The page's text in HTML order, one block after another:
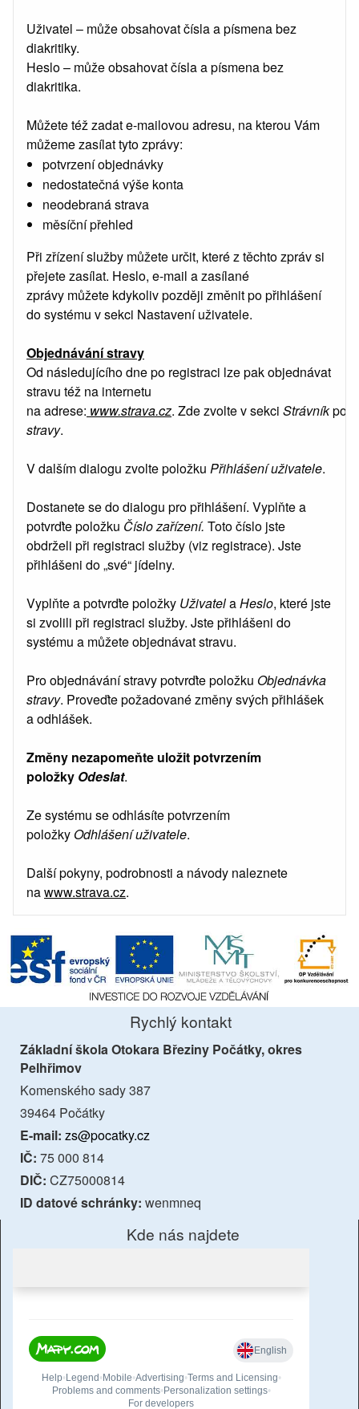
Uživatel – může obsahovat čísla a písmena bez
diakritiky.
Heslo – může obsahovat čísla a písmena bez
diakritika.
Můžete též zadat e-mailovou adresu, na kterou Vám
můžeme zasílat tyto zprávy:
potvrzení objednávky
nedostatečná výše konta
neodebraná strava
měsíční přehled
Při zřízení služby můžete určit, které z těchto zpráv si
přejete zasílat. Heslo, e-mail a zasílané
zprávy můžete kdykoliv později změnit po přihlášení
do systému v sekci Nastavení uživatele.
Objednávání stravy
Od následujícího dne po registraci lze pak objednávat
stravu též na internetu
na adrese: www.strava.cz. Zde zvolte v sekci Strávník
stravy.
V dalším dialogu zvolte položku Přihlášení uživatele.
Dostanete se do dialogu pro přihlášení. Vyplňte a
potvrďte položku Číslo zařízení. Toto číslo jste
obdrželi při registraci služby (viz registrace). Jste
přihlášeni do „své“ jídelny.
Vyplňte a potvrďte položky UživatelaHeslo, které jste
si zvolili při registraci služby. Jste přihlášeni do
systému a můžete objednávat stravu.
Pro objednávání stravy potvrďte položku Objednávka
stravy. Proveďte požadované změny svých přihlášek
a odhlášek.
Změny nezapomeňte uložit potvrzením
položky Odeslat.
Ze systému se odhlásíte potvrzením
položkyOdhlášeníuživatele.
Další pokyny, podrobnosti a návody naleznete
nawww.strava.cz.
Rychlý kontakt
Základní škola Otokara Březiny Počátky, okres
Pelhřimov
Komenského sady 387
39464 Počátky
E-mail: zs@pocatky.cz
IČ: 75 000 814
DIČ: CZ75000814
ID datové schránky: wenmneq
Kde nás najdete